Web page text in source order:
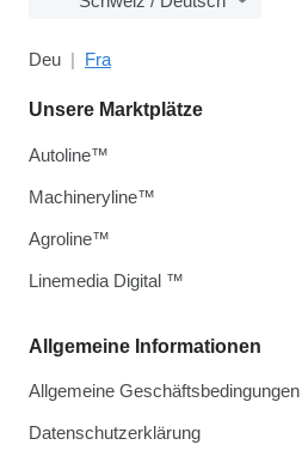
Deu Fra
Allgemeine Informationen
Allgemeine Geschäftsbedingungen
Datenschutzerklärung
Unsere Marktplätze
Autoline™
Machineryline™
Agroline™
Linemedia Digital ™